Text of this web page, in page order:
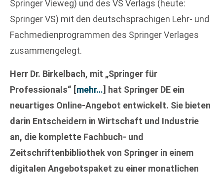
Springer Vieweg) und des VS Verlags (heute:
Springer VS) mit den deutschsprachigen Lehr- und
Fachmedienprogrammen des Springer Verlages
zusammengelegt.
Herr Dr. Birkelbach, mit „Springer für
Professionals“ [mehr…] hat Springer DE ein
neuartiges Online-Angebot entwickelt. Sie bieten
darin Entscheidern in Wirtschaft und Industrie
an, die komplette Fachbuch- und
Zeitschriftenbibliothek von Springer in einem
digitalen Angebotspaket zu einer monatlichen